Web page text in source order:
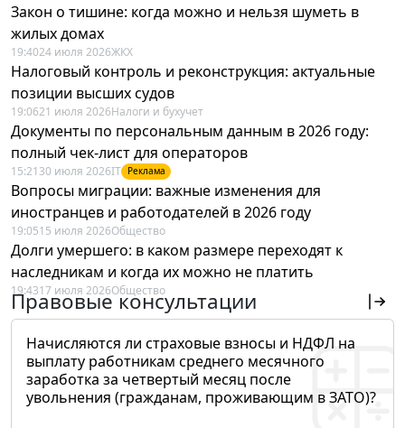
Закон о тишине: когда можно и нельзя шуметь в
жилых домах
19:4024 июля 2026ЖКХ
Налоговый контроль и реконструкция: актуальные
позиции высших судов
19:0621 июля 2026Налоги и бухучет
Документы по персональным данным в 2026 году:
полный чек-лист для операторов
15:21 30 июля 2026IT Реклама
Вопросы миграции: важные изменения для
иностранцев и работодателей в 2026 году
19:0515 июля 2026Общество
Долги умершего: в каком размере переходят к
наследникам и когда их можно не платить
19:4317 июля 2026Общество
Правовые консультации
Начисляются ли страховые взносы и НДФЛ на
выплату работникам среднего месячного
заработка за четвертый месяц после
увольнения (гражданам, проживающим в ЗАТО)?